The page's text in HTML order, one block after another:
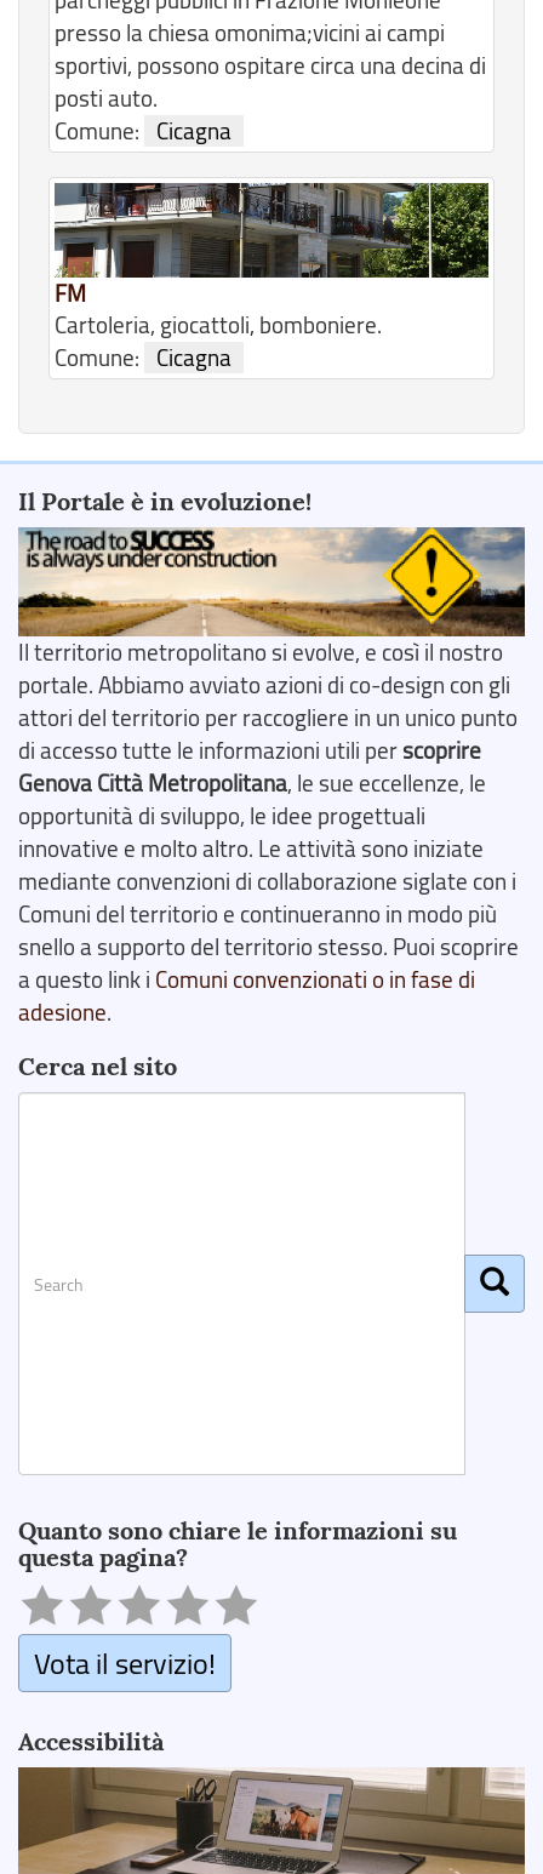
presso la chiesa omonima;vicini ai campi
sportivi, possono ospitare circa una decina di
posti auto.
Comune:
Cicagna
FM
Cartoleria, giocattoli, bomboniere.
Comune:
Cicagna
Il Portale è in evoluzione!
Il territorio metropolitano si evolve, e così il nostro
portale. Abbiamo avviato azioni di co-design con gli
attori del territorio per raccogliere in un unico punto
di accesso tutte le informazioni utili perscoprire
Genova Città Metropolitana, le sue eccellenze, le
opportunità di sviluppo, le idee progettuali
innovative e molto altro. Le attività sono iniziate
mediante convenzioni di collaborazione siglate con i
Comuni del territorio e continueranno in modo più
snello a supporto del territorio stesso. Puoi scoprire
a questo link i Comuni convenzionati o in fase di
adesione.
Cerca nel sito
Quanto sono chiare le informazioni su
questa pagina?
Vota il servizio!
Accessibilità